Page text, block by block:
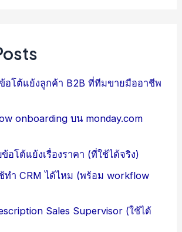
อโต้แย้งลูกค้า B2B ที่ทีมขายมืออาชีพ
onboarding บน monday.com
อโต้แย้งเรื่องราคา (ที่ใช้ได้จริง)
ทำ CRM ได้ไหม (พร้อม workflow
Sales Supervisor (ใช้ได้